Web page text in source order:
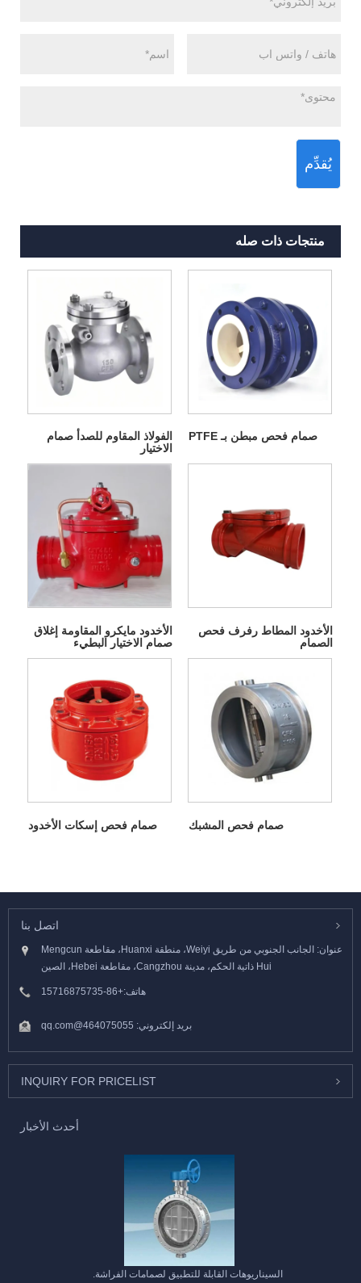
يُقدِّم
منتجات ذات صله
الفولاذ المقاوم للصدأ صمام
الاختيار
صمام فحص مبطن بـ PTFE
الأخدود مايكرو المقاومة إغلاق
صمام الاختيار البطيء
الأخدود المطاط رفرف فحص
الصمام
صمام فحص إسكات الأخدود صمام فحص المشبك
اتصل بنا
عنوان: الجانب الجنوبي من طريق Weiyi، منطقة Huanxi، مقاطعة Mengcun
Hui ذاتية الحكم، مدينة Cangzhou، مقاطعة Hebei، الصين
هاتف:+86-15716875735
بريد إلكتروني: 464075055@qq.com
INQUIRY FOR PRICELIST
أحدث الأخبار
السيناريوهات القابلة للتطبيق لصمامات الفراشة.